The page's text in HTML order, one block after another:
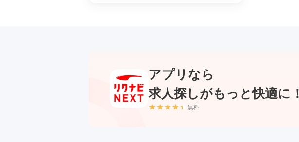
アプリなら
求人探しがもっと快適に！
無料